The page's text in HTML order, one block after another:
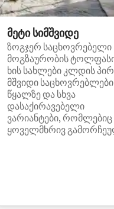
მეტი სიმშვიდე
ზოგჯერ საცხოვრებელი
მოგზაურობის
ხის სახლები კლდის
მშვიდი საცხოვრებლები
წყალზე და სხვა
დასაქირავებელი
ვარიანტები, რომლებიც
ყოველმხრივ